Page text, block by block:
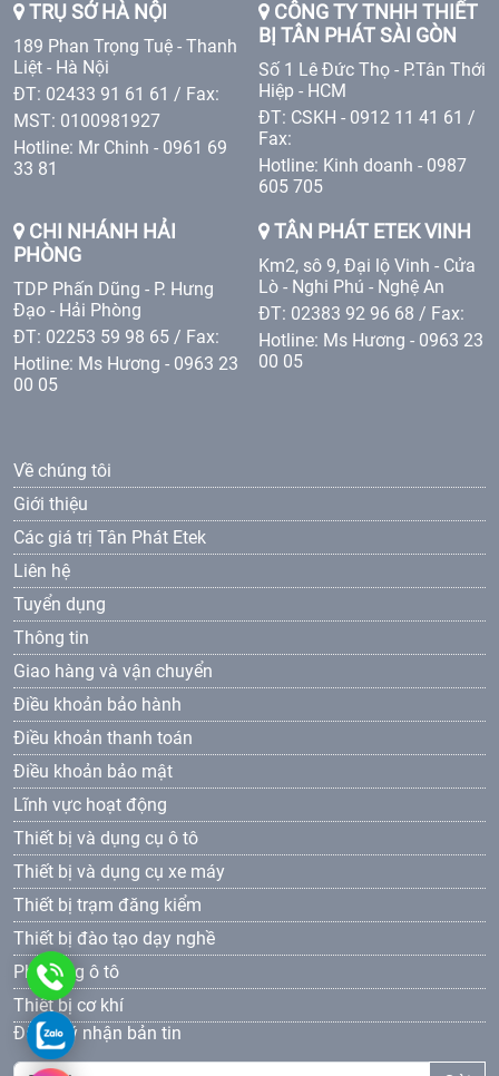
TRỤ SỞ HÀ NỘI
189 Phan Trọng Tuệ - Thanh
Liệt - Hà Nội
ĐT: 02433 91 61 61 / Fax:
MST: 0100981927
Hotline: Mr Chinh - 0961 69
33 81
CÔNG TY TNHH THIẾT
BỊ TÂN PHÁT SÀI GÒN
Số 1 Lê Đức Thọ - P.Tân Thới
Hiệp - HCM
ĐT: CSKH - 0912 11 41 61 /
Fax:
Hotline: Kinh doanh - 0987
605 705
CHI NHÁNH HẢI
PHÒNG
TDP Phấn Dũng - P. Hưng
Đạo - Hải Phòng
ĐT: 02253 59 98 65 / Fax:
Hotline: Ms Hương - 0963 23
00 05
TÂN PHÁT ETEK VINH
Km2, sô 9, Đại lộ Vinh - Cửa
Lò - Nghi Phú - Nghệ An
ĐT: 02383 92 96 68 / Fax:
Hotline: Ms Hương - 0963 23
00 05
Về chúng tôi
Giới thiệu
Các giá trị Tân Phát Etek
Liên hệ
Tuyển dụng
Thông tin
Giao hàng và vận chuyển
Điều khoản bảo hành
Điều khoản thanh toán
Điều khoản bảo mật
Lĩnh vực hoạt động
Thiết bị và dụng cụ ô tô
Thiết bị và dụng cụ xe máy
Thiết bị trạm đăng kiểm
Thiết bị đào tạo dạy nghề
Phụ tùng ô tô
Thiết bị cơ khí
Đăng ký nhận bản tin
0961
69
0961693381